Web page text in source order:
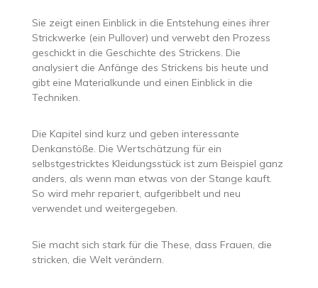
Sie zeigt einen Einblick in die Entstehung eines ihrer
Strickwerke (ein Pullover) und verwebt den Prozess
geschickt in die Geschichte des Strickens. Die
analysiert die Anfänge des Strickens bis heute und
gibt eine Materialkunde und einen Einblick in die
Techniken.
Die Kapitel sind kurz und geben interessante
Denkanstöße. Die Wertschätzung für ein
selbstgestricktes Kleidungsstück ist zum Beispiel ganz
anders, als wenn man etwas von der Stange kauft.
So wird mehr repariert, aufgeribbelt und neu
verwendet und weitergegeben.
Sie macht sich stark für die These, dass Frauen, die
stricken, die Welt verändern.